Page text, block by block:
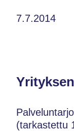
7.7.2014
(tarkastettu